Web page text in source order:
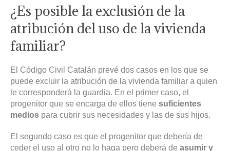
¿Es posible la exclusión de la
atribución del uso de la vivienda
familiar?
El Código Civil Catalán prevé dos casos en los que se
puede excluir la atribución de la vivienda familiar a quien
le corresponderá la guardia. En el primer caso, el
progenitor que se encarga de ellos tiene suficientes
medios para cubrir sus necesidades y las de sus hijos.
El segundo caso es que el progenitor que debería de
ceder el uso al otro no lo haga pero deberá de asumir y